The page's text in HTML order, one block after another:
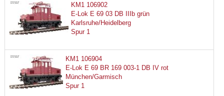
KM1 106902
E-Lok E 69 03 DB IIIb grün
Karlsruhe/Heidelberg
Spur 1
KM1 106904
E-Lok E 69 BR 169 003-1 DB IV rot
München/Garmisch
Spur 1